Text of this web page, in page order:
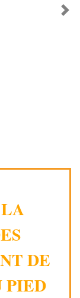
DE
PIED